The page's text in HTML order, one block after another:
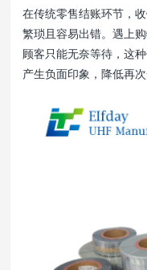
在传统零售结账环节，
繁琐且容易出错。遇上
顾客只能无奈等待，这
产生负面印象，降低再次